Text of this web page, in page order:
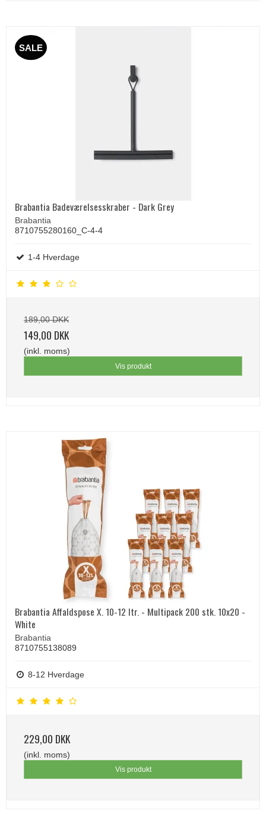
SALE
Brabantia Badeværelsesskraber - Dark Grey
Brabantia
8710755280160_C-4-4
1-4 Hverdage
189,00 DKK
149,00 DKK
(inkl. moms)
Vis produkt
Brabantia Affaldspose X. 10-12 ltr. - Multipack 200 stk. 10x20 -
White
Brabantia
8710755138089
8-12 Hverdage
229,00 DKK
(inkl. moms)
Vis produkt